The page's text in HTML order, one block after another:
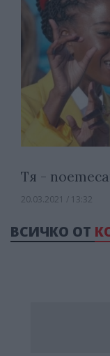
Тя -
20.03.2021 / 13:32
ВСИЧКО ОТ